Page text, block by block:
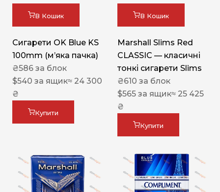
В Кошик
Сигарети OK Blue KS
100mm (м’яка пачка)
₴586 за блок
$540 за ящик≈ 24 300
₴
Купити
В Кошик
Marshall Slims Red
CLASSIC — класичні
тонкі сигарети Slims
₴610 за блок
$565 за ящик≈ 25 425
₴
Купити